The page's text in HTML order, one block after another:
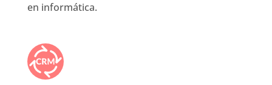
en informática.